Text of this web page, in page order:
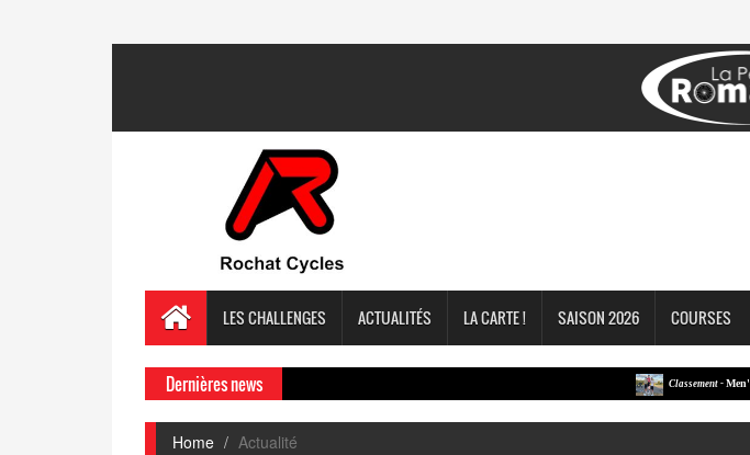
LES CHALLENGES ACTUALITÉS LA CARTE ! SAISON 2026 COURSES
Dernières news Classement -Men's &
Home Actualité